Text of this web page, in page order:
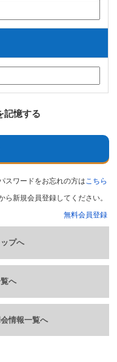
記憶する
スワードをお忘れの方はこちら
ら新規会員登録してください。
無料会員登録
プへ
へ
情報一覧へ